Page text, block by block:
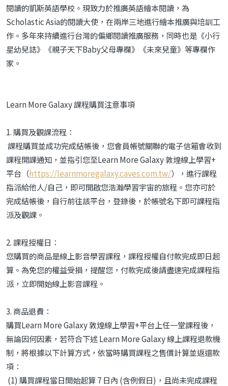
閱讀的凱斯英語學校。現致力於推廣英語繪本閱讀，為
Scholastic Asia的閱讀大使，在兩岸三地進行繪本推廣與培訓工
作。多年來持續進行台灣的偏鄉閱讀推廣服務，同時也是《小行
星幼兒誌》《親子天下Baby父母專欄》《未來兒童》等專欄作
家。
Learn More Galaxy 課程購買注意事項
1. 購買及觀課流程：
課程購買並成功完成結帳後，您會員帳號關聯的電子信箱會收到
課程開課通知，並指引您至Learn More Galaxy 敦煌線上學習+
平台（https://learnmoregalaxy.caves.com.tw/），進行課程
指派給他人/自己，即可開啟您浩瀚學習宇宙的旅程。您亦可於
完成結帳後，自行前往該平台，登錄後，於帳號名下即可課程指
派及觀課。
2. 課程授權日：
您購買的商品是線上影音學習課程，課程授權自付款完成即日起
算。為免您的權益受損，提醒您，付款完成後請盡速完成課程指
派，立即開始線上影音課程。
3. 商品退費：
購買Learn More Galaxy 敦煌線上學習+平台上任一堂課程後，
無論因何因素，若符合下述 Learn More Galaxy 線上課程退款機
制，將根據以下計算方式，依當時購買課程之售價計算並返還款
項：
(1) 購買課程當日開始起算 7 日內 (含例假日)，且尚未完成課程